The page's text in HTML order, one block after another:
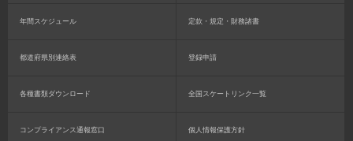
年間スケジュール 定款・規定・財務諸書
都道府県別連絡表 登録申請
各種書類ダウンロード 全国スケートリンク一覧
コンプライアンス通報窓口 個人情報保護方針